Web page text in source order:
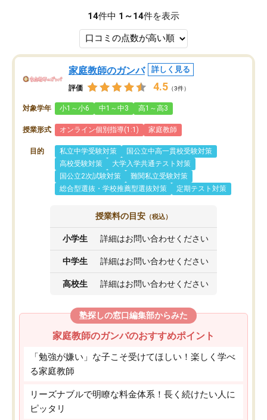
14件中 1～14件を表示
家庭教師のガンバ 詳しく見る
評価 4.5 （3件）
対象学年 小1～小6 中1～中3 高1～高3
授業形式 オンライン個別指導(1:1) 家庭教師
目的 私立中学受験対策
国公立中高一貫校受験対策
高校受験対策
大学入学共通テスト対策
国公立2次試験対策
難関私立受験対策
総合型選抜・学校推薦型選抜対策
定期テスト対策
授業料の目安 （税込）
小学生 詳細はお問い合わせください
中学生 詳細はお問い合わせください
高校生 詳細はお問い合わせください
塾探しの窓口編集部からみた
家庭教師のガンバのおすすめポイント
「勉強が嫌い」な子こそ受けてほしい！楽しく学べ
る家庭教師
リーズナブルで明瞭な料金体系！長く続けたい人に
ピッタリ